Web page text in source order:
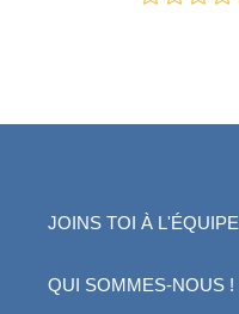
JOINS TOI À L'ÉQUIPE
QUI SOMMES-NOUS !